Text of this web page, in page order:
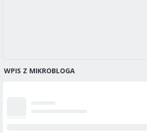
WPIS Z MIKROBLOGA